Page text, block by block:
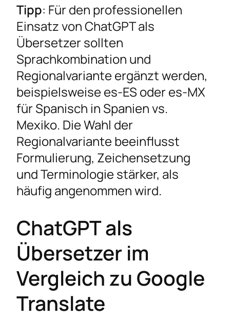
Tipp: Für den professionellen
Einsatz von ChatGPT als
Übersetzer sollten
Sprachkombination und
Regionalvariante ergänzt werden,
beispielsweise es-ES oder es-MX
für Spanisch in Spanien vs.
Mexiko. Die Wahl der
Regionalvariante beeinflusst
Formulierung, Zeichensetzung
und Terminologie stärker, als
häufig angenommen wird.
ChatGPT als
Übersetzer im
Vergleich zu Google
Translate